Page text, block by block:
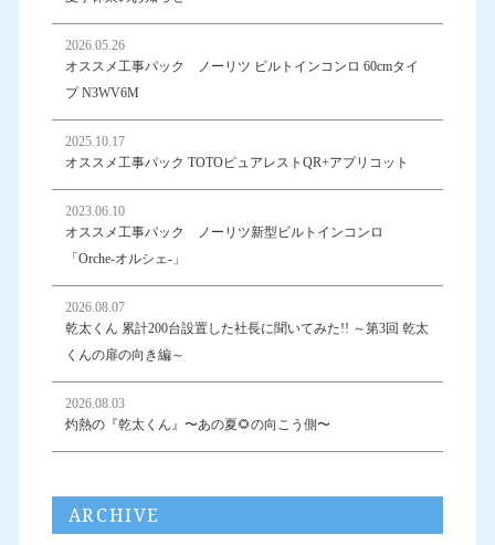
2026.05.26
オススメ工事パック ノーリツ ビルトインコンロ 60cmタイ
プ N3WV6M
2025.10.17
オススメ工事パック TOTOピュアレストQR+アプリコット
2023.06.10
オススメ工事パック ノーリツ新型ビルトインコンロ
「Orche-オルシェ-」
2026.08.07
乾太くん 累計200台設置した社長に聞いてみた!! ～第3回 乾太
くんの扉の向き編～
2026.08.03
灼熱の『乾太くん』〜あの夏🌻の向こう側〜
ARCHIVE